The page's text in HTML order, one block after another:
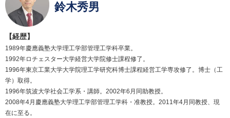
鈴木秀男
【経歴】
1989年慶應義塾大学理工学部管理工学科卒業。
1992年ロチェスター大学経営大学院修士課程修了。
1996年東京工業大学大学院理工学研究科博士課程経営工学専攻修了。博士（工
学）取得。
1996年筑波大学社会工学系・講師。2002年6月同助教授。
2008年4月慶應義塾大学理工学部管理工学科・准教授。2011年4月同教授、現
在に至る。